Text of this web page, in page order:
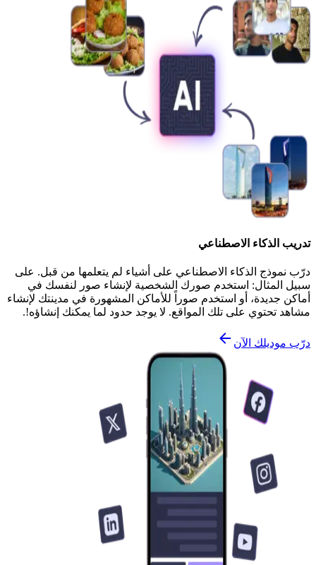
تدريب الذكاء الاصطناعي
درّب نموذج الذكاء الاصطناعي على أشياء لم يتعلمها من قبل. على
سبيل المثال: استخدم صورك الشخصية لإنشاء صور لنفسك في
أماكن جديدة، أو استخدم صوراً للأماكن المشهورة في مدينتك لإنشاء
مشاهد تحتوي على تلك المواقع. لا يوجد حدود لما يمكنك إنشاؤه!.
درّب موديلك الآن